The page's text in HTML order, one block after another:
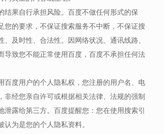
结果自行承担风险。百度不做任何形式的保
您的要求，不保证搜索服务不中断，不保证搜
、及时性、合法性。因网络状况、通讯线路、
导致您不能正常使用百度，百度不承担任何法
百度用户的个人隐私权，您注册的用户名、电
非经您亲自许可或根据相关法律、法规的强制
泄露给第三方。百度提醒您：您在使用搜索引
认为是您的个人隐私资料。